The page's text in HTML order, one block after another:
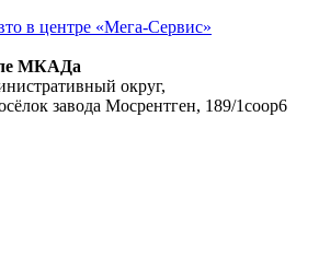
МКАДа
округ,
завода Мосрентген, 189/1соор6